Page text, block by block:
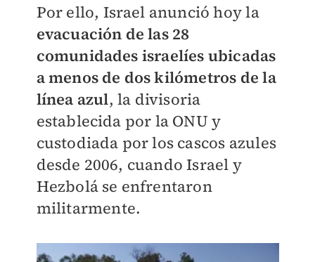
Por ello, Israel anunció hoy la
evacuación de las 28
comunidades israelíes ubicadas
a menos de dos kilómetros de la
línea azul, la divisoria
establecida por la ONU y
custodiada por los cascos azules
desde 2006, cuando Israel y
Hezbolá se enfrentaron
militarmente.